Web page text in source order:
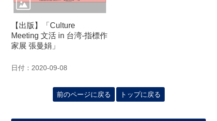
【出版】「Culture
Meeting 文活 in 台湾-指標作
家展 張曼娟」
日付：2020-09-08
前のページに戻る トップに戻る